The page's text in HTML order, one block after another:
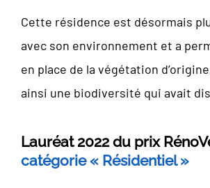
Cette résidence est désormais
avec son environnement et a
en place de la végétation
ainsi une biodiversité qui avait
Lauréat 2022 du prix
catégorie « Résidentiel »